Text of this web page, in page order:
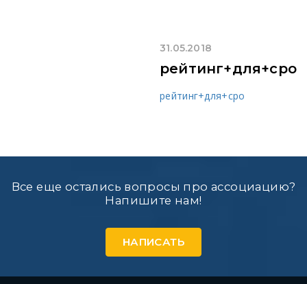
31.05.2018
рейтинг+для+сро
рейтинг+для+сро
Все еще остались вопросы про ассоциацию?
Напишите нам!
НАПИСАТЬ